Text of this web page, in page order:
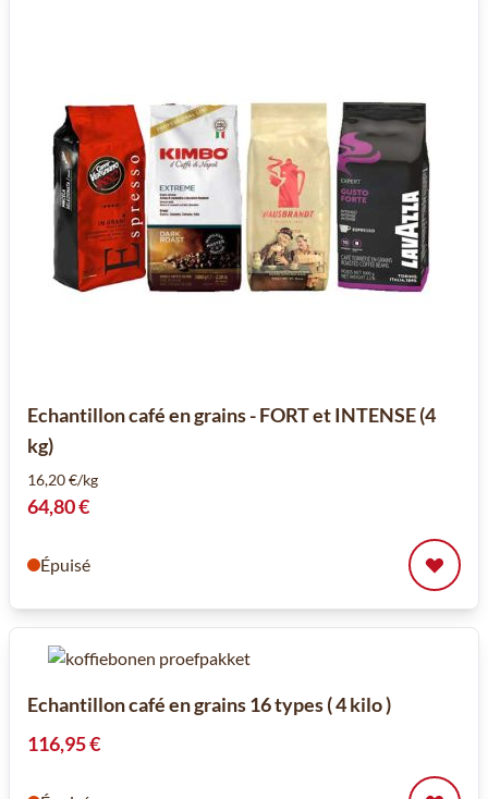
Echantillon café en grains - FORT et INTENSE (4
kg)
16,20 €/kg
64,80 €
Épuisé
Echantillon café en grains 16 types ( 4 kilo )
116,95 €